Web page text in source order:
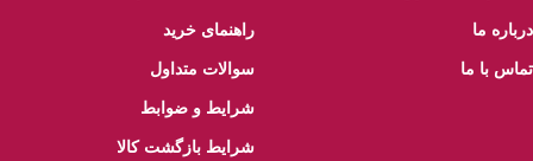
درباره ما
تماس با ما
راهنمای خرید
سوالات متداول
شرایط و ضوابط
شرایط بازگشت کالا